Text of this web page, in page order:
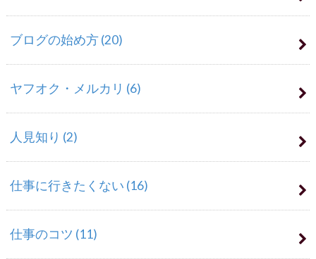
ブログの始め方(20)
ヤフオク・メルカリ (6)
人見知り (2)
仕事に行きたくない (16)
仕事のコツ (11)